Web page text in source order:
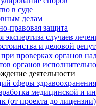
в суде
делам
правовая защита
экспертиза случаев
и деловой
проверках органов
органов
деятельности
сферы здравоохранения
медицинской и
(от проекта до лицензии)